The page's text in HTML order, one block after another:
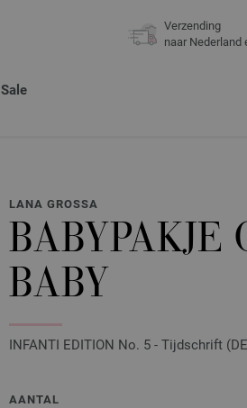
Verzending
naar Nederland
Sale
LANA GROSSA
BABYPAKJE
BABY
INFANTI EDITION No. 5 - Tijdschrift
AANTAL